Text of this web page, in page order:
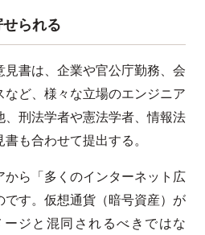
られる
書は、企業や官公庁勤務、会
ど、様々な立場のエンジニア
刑法学者や憲法学者、情報法
も合わせて提出する。
ら「多くのインターネット広
す。仮想通貨（暗号資産）が
ジと混同されるべきではな